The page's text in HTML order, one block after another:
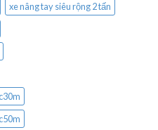
xe nâng tay siêu rộng 2 tấn